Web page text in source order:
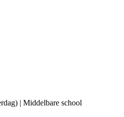
| Middelbare school